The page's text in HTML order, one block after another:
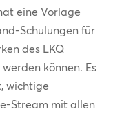
eine Vorlage
Schulungen für
des LKQ
können. Es
wichtige
Stream mit allen